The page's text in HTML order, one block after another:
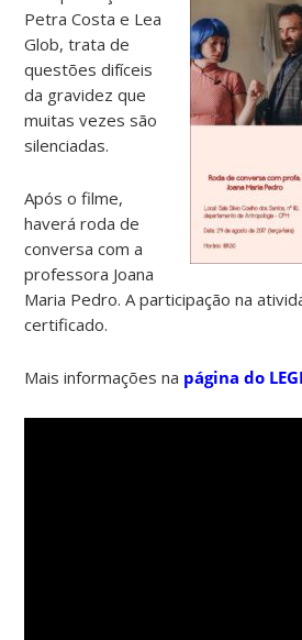
Petra Costa e Lea
Glob, trata de
questões difíceis
da gravidez que
muitas vezes são
silenciadas.
Após o filme,
haverá roda de
conversa com a
professora Joana
Maria Pedro. A participação na
certificado.
Mais informações na página do